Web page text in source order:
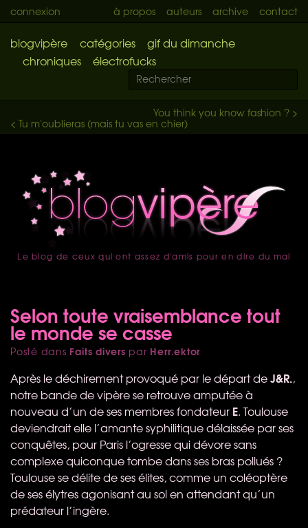
connexion à propos auteurs archive contact
blogvipère catégories
gif du dimanche
chroniques
électrofucks
You think you know fashion ? >
< Tu m'oublieras (mais tu vas en chier)
accueil
Le blog de ceux qui ont assez d'amis pour en dire du mal
Selon toute vraisemblance tout
le monde se casse
Posté dans Faits divers par Herr.ektor
Après le déchirement provoqué par le départ deJ&R.,
notre bande de vipère se retrouve amputée à
nouveau d’un de ses membres fondateur E. Toulouse
deviendrait elle l’amante syphilitique délaissée par ses
conquêtes, pour Paris l’ogresse qui dévore sans
complexe quiconque tombe dans ses bras pollués ?
Toulouse se délite de ses élites, comme un coléoptère
de ses élytres agonisant au sol en attendant qu’un
prédateur l’ingère.